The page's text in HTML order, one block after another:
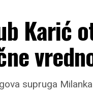
Karić
supruga